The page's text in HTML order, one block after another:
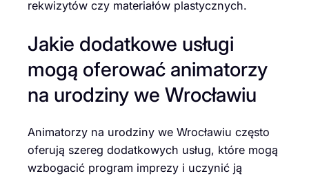
rekwizytów czy materiałów plastycznych.
Jakie dodatkowe usługi
mogą oferować animatorzy
na urodziny we Wrocławiu
Animatorzy na urodziny we Wrocławiu często
oferują szereg dodatkowych usług, które mogą
wzbogacić program imprezy i uczynić ją